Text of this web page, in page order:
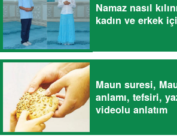
Namaz nasıl
kadın ve erkek
Maun suresi,
anlamı, tefsiri,
videolu anlatım